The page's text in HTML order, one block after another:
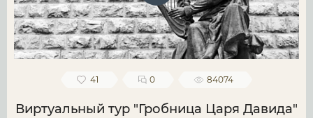
41 0 84074
Виртуальный тур "Гробница Царя Давида"